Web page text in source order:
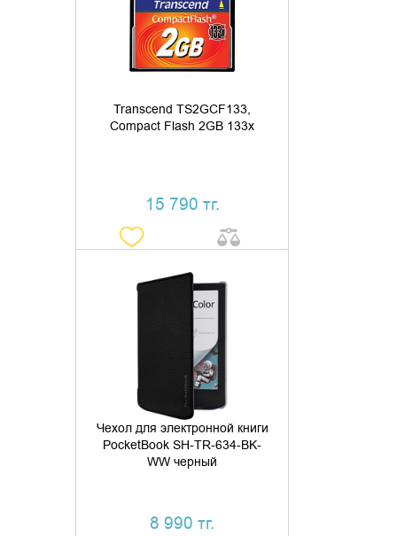
Transcend TS2GCF133,
Compact Flash 2GB 133x
15 790 тг.
КУПИТЬ В 1 КЛИК
Чехол для электронной книги
PocketBook SH-TR-634-BK-
WW черный
8 990 тг.
ДОБАВИТЬ В КОРЗИНУ
КУПИТЬ В 1 КЛИК